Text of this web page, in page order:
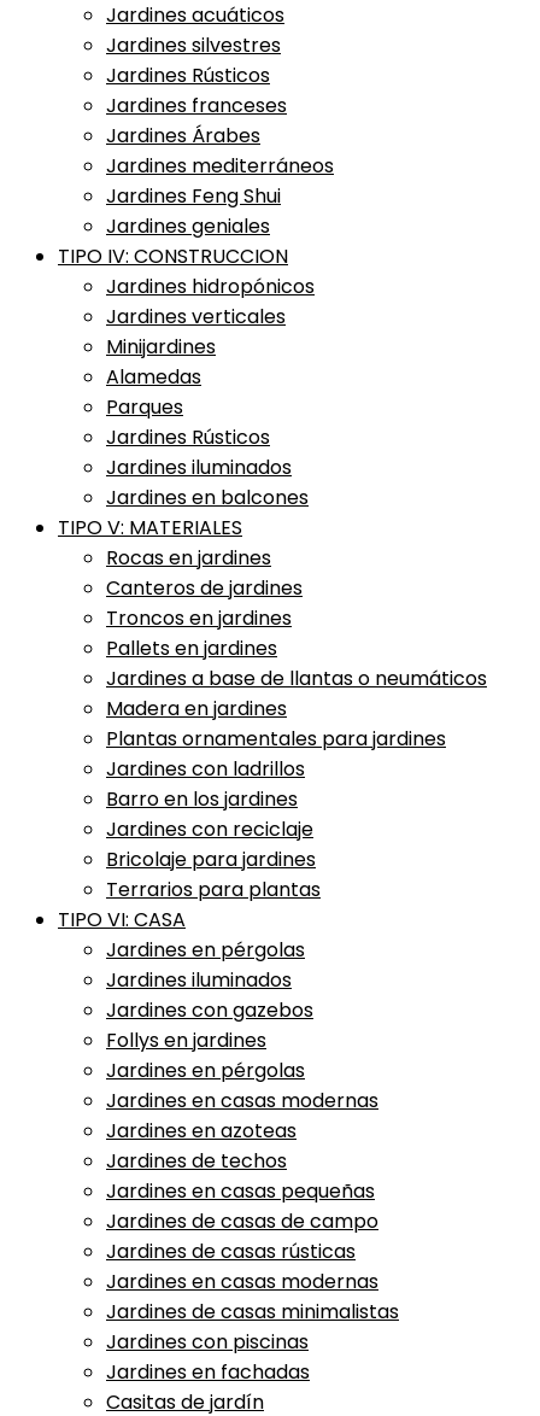
Jardines acuáticos
Jardines silvestres
Jardines Rústicos
Jardines franceses
Jardines Árabes
Jardines mediterráneos
Jardines Feng Shui
Jardines geniales
TIPO IV: CONSTRUCCION
Jardines hidropónicos
Jardines verticales
Minijardines
Alamedas
Parques
Jardines Rústicos
Jardines iluminados
Jardines en balcones
TIPO V: MATERIALES
Rocas en jardines
Canteros de jardines
Troncos en jardines
Pallets en jardines
Jardines a base de llantas o neumáticos
Madera en jardines
Plantas ornamentales para jardines
Jardines con ladrillos
Barro en los jardines
Jardines con reciclaje
Bricolaje para jardines
Terrarios para plantas
TIPO VI: CASA
Jardines en pérgolas
Jardines iluminados
Jardines con gazebos
Follys en jardines
Jardines en pérgolas
Jardines en casas modernas
Jardines en azoteas
Jardines de techos
Jardines en casas pequeñas
Jardines de casas de campo
Jardines de casas rústicas
Jardines en casas modernas
Jardines de casas minimalistas
Jardines con piscinas
Jardines en fachadas
Casitas de jardín